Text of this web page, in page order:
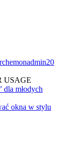
20
USAGE
dla młodych
okna w stylu